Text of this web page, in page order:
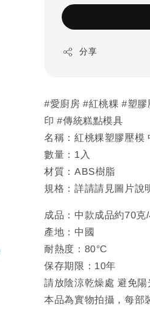
分享
#愛廚房 #紅桃粿 #塑
印 #傳統糕點模具
名稱：紅桃粿塑膠壓模
數量：1入
材質：ABS樹脂
規格：詳請請見圖片說
成品：中款成品約70
產地：中國
耐熱度：80°C
保存期限：10年
請放陰涼乾燥處 避免
本品為實物拍攝，每部